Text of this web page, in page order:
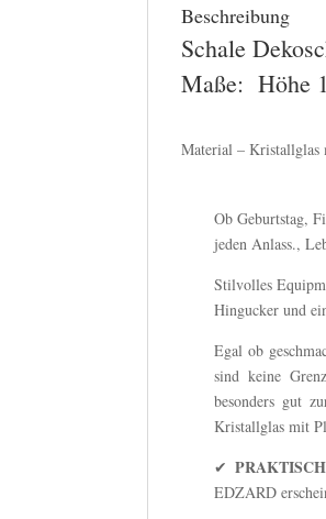
Beschreibung
Schale
Maße: Höhe
Material –Kristallglas
Ob Geburtstag,
jeden Anlass.,
Stilvolles
Hingucker und
Egal ob
sind keine
besonders gut
Kristallglas mit
✔
EDZARD